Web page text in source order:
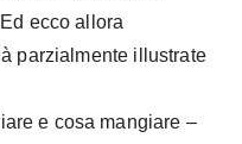
ecco allora
parzialmente illustrate
e cosa mangiare –